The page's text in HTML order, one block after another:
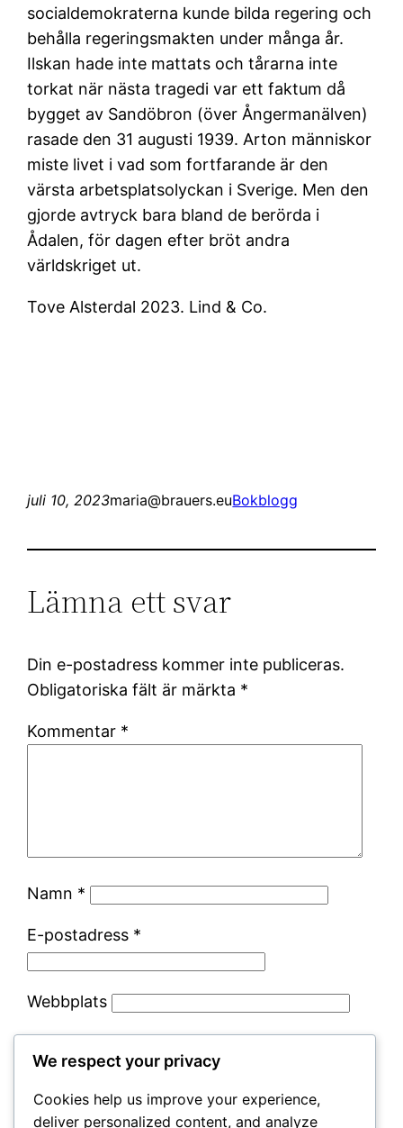
socialdemokraterna kunde bilda regering och
behålla regeringsmakten under många år.
Ilskan hade inte mattats och tårarna inte
torkat när nästa tragedi var ett faktum då
bygget av Sandöbron (över Ångermanälven)
rasade den 31 augusti 1939. Arton människor
miste livet i vad som fortfarande är den
värsta arbetsplatsolyckan i Sverige. Men den
gjorde avtryck bara bland de berörda i
Ådalen, för dagen efter bröt andra
världskriget ut.
Tove Alsterdal 2023. Lind & Co.
juli 10, 2023maria@brauers.euBokblogg
Lämna ett svar
Din e-postadress kommer inte publiceras.
Obligatoriska fält är märkta *
Kommentar *
Namn *
E-postadress *
Webbplats
webbplats i denna webbläsare till nästa gång
jag skriver en kommentar.
We respect your privacy
Cookies help us improve your experience,
deliver personalized content, and analyze